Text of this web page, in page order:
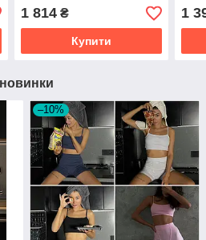
1 814₴
Купити
1
новинки
–10%